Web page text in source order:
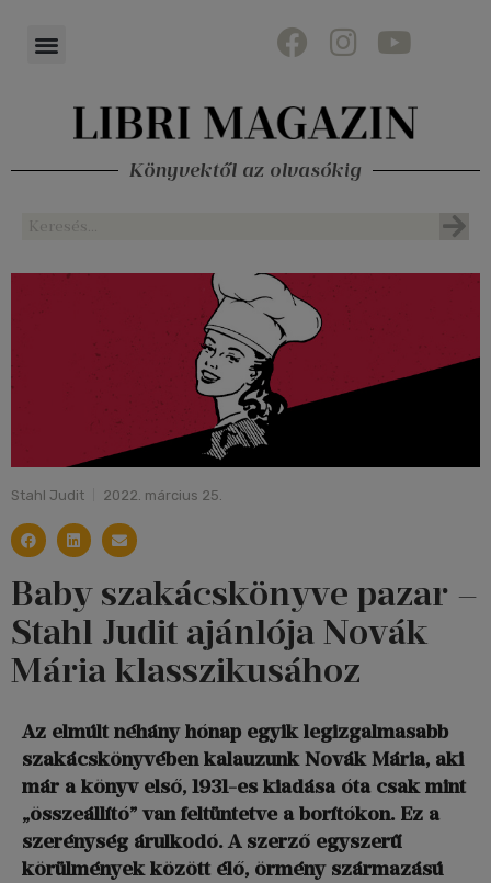
Könyvektől az olvasókig
Stahl Judit 2022. március 25.
Baby szakácskönyve pazar –
Stahl Judit ajánlója Novák
Mária klasszikusához
Az elmúlt néhány hónap egyik legizgalmasabb
szakácskönyvében kalauzunk Novák Mária, aki
már a könyv első, 1931-es kiadása óta csak mint
„összeállító” van feltüntetve a borítókon. Ez a
szerénység árulkodó. A szerző egyszerű
körülmények között élő, örmény származású